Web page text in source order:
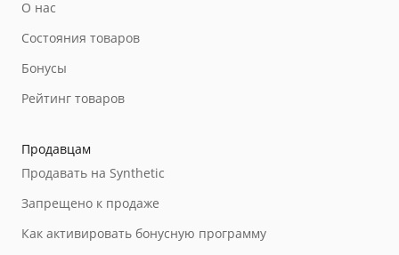
О нас
Состояния товаров
Бонусы
Рейтинг товаров
Продавцам
Продавать на Synthetic
Запрещено к продаже
Как активировать бонусную программу